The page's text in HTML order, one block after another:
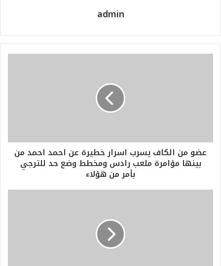
admin
عضو من الكاف يسرب اسرار خطيرة عن احمد احمد من
بينها مؤامرة ملعب رادس ومخطط وضع حد للترجي
بأمر من هؤلاء